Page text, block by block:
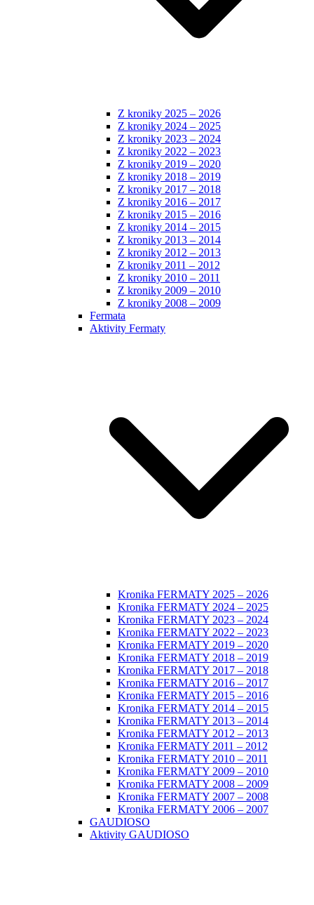
Z kroniky 2025 – 2026
Z kroniky 2024 – 2025
Z kroniky 2023 – 2024
Z kroniky 2022 – 2023
Z kroniky 2019 – 2020
Z kroniky 2018 – 2019
Z kroniky 2017 – 2018
Z kroniky 2016 – 2017
Z kroniky 2015 – 2016
Z kroniky 2014 – 2015
Z kroniky 2013 – 2014
Z kroniky 2012 – 2013
Z kroniky 2011 – 2012
Z kroniky 2010 – 2011
Z kroniky 2009 – 2010
Z kroniky 2008 – 2009
Fermata
Aktivity Fermaty
Kronika FERMATY 2025 – 2026
Kronika FERMATY 2024 – 2025
Kronika FERMATY 2023 – 2024
Kronika FERMATY 2022 – 2023
Kronika FERMATY 2019 – 2020
Kronika FERMATY 2018 – 2019
Kronika FERMATY 2017 – 2018
Kronika FERMATY 2016 – 2017
Kronika FERMATY 2015 – 2016
Kronika FERMATY 2014 – 2015
Kronika FERMATY 2013 – 2014
Kronika FERMATY 2012 – 2013
Kronika FERMATY 2011 – 2012
Kronika FERMATY 2010 – 2011
Kronika FERMATY 2009 – 2010
Kronika FERMATY 2008 – 2009
Kronika FERMATY 2007 – 2008
Kronika FERMATY 2006 – 2007
GAUDIOSO
Aktivity GAUDIOSO